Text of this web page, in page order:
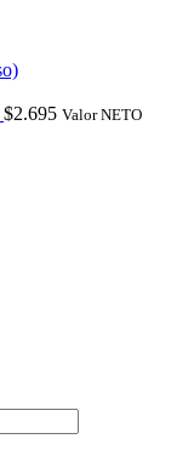
$2.695 Valor NETO